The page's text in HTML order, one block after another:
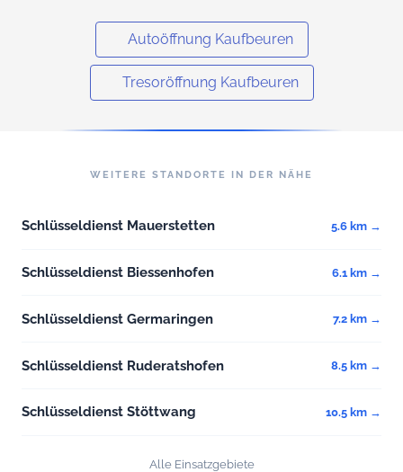
Autoöffnung Kaufbeuren
Tresoröffnung Kaufbeuren
WEITERE STANDORTE IN DER NÄHE
Schlüsseldienst Mauerstetten 5.6 km →
Schlüsseldienst Biessenhofen 6.1 km →
Schlüsseldienst Germaringen 7.2 km →
Schlüsseldienst Ruderatshofen 8.5 km →
Schlüsseldienst Stöttwang 10.5 km →
Alle Einsatzgebiete